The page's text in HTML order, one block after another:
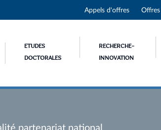
Appels d'offres
ETUDES
DOCTORALES
RECHERCHE-
INNOVATION
partenariat national